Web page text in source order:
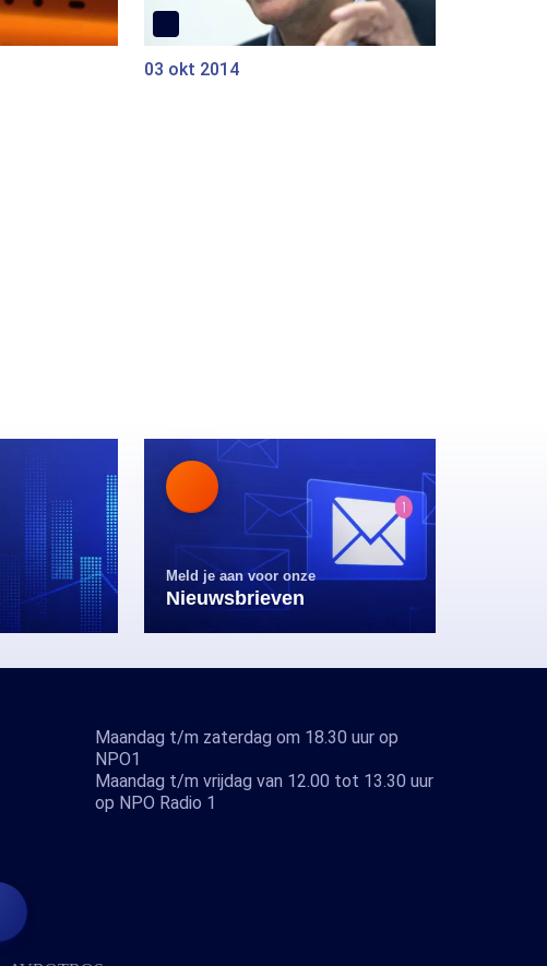
03 okt 2014
Meld je aan voor onze
Nieuwsbrieven
Maandag t/m zaterdag om 18.30 uur op
NPO1
Maandag t/m vrijdag van 12.00 tot 13.30 uur
op NPO Radio 1